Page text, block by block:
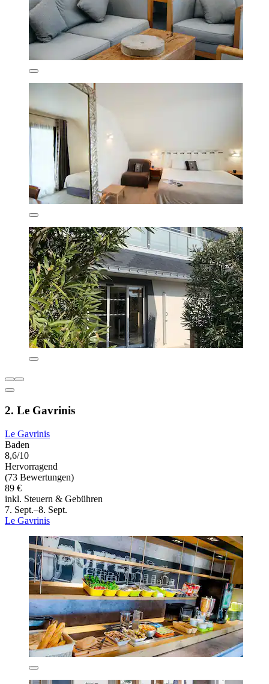
2. Le Gavrinis
Le Gavrinis
Baden
8,6/10
Hervorragend
(73 Bewertungen)
89 €
inkl. Steuern & Gebühren
7. Sept.–8. Sept.
Le Gavrinis